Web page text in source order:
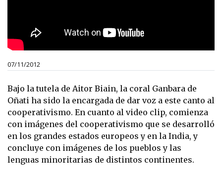
07/11/2012
Bajo la tutela de Aitor Biain, la coral Ganbara de
Oñati ha sido la encargada de dar voz a este canto al
cooperativismo. En cuanto al video clip, comienza
con imágenes del cooperativismo que se desarrolló
en los grandes estados europeos y en la India, y
concluye con imágenes de los pueblos y las
lenguas minoritarias de distintos continentes.